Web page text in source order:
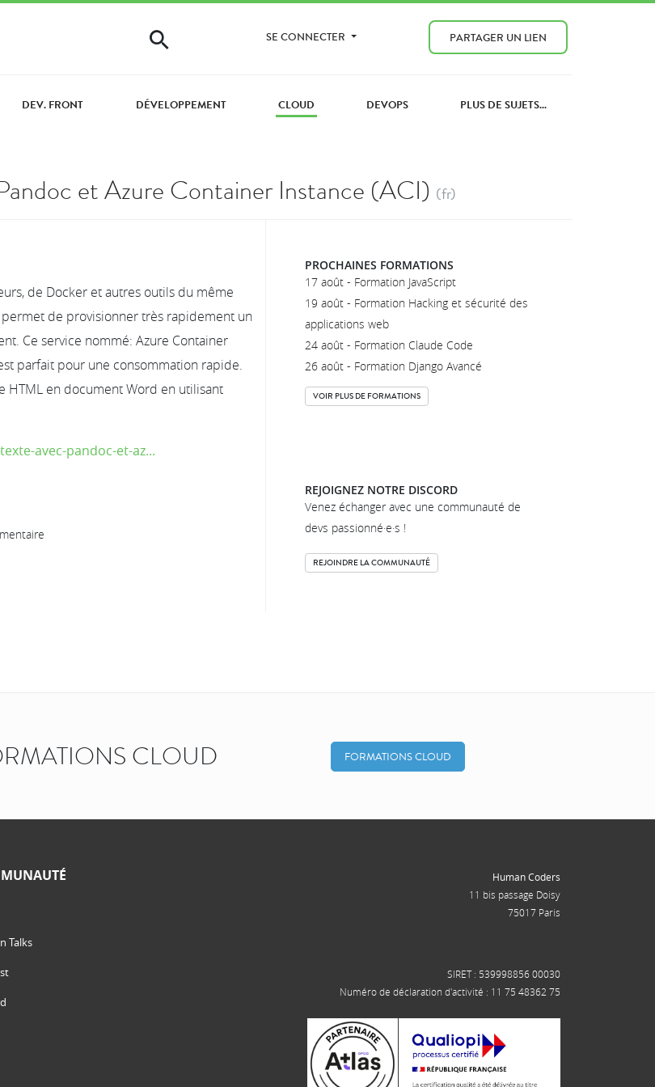
SE CONNECTER PARTAGER UN LIEN
DEV. FRONT DÉVELOPPEMENT CLOUD DEVOPS PLUS DE SUJETS...
et Azure Container Instance (ACI) (fr)
de Docker et autres outils du même
de provisionner très rapidement un
Ce service nommé: Azure Container
parfait pour une consommation rapide.
HTML en document Word en utilisant
avec-pandoc-et-az...
PROCHAINES FORMATIONS
17 août - Formation JavaScript
19 août - Formation Hacking et sécurité des
applications web
24 août - Formation Claude Code
26 août - Formation Django Avancé
VOIR PLUS DE FORMATIONS
REJOIGNEZ NOTRE DISCORD
Venez échanger avec une communauté de
devs passionné·e·s !
REJOINDRE LA COMMUNAUTÉ
CLOUD FORMATIONS CLOUD
Talks
Human Coders
11 bis passage Doisy
75017 Paris
SIRET : 539998856 00030
Numéro de déclaration d'activité : 11 75 48362 75